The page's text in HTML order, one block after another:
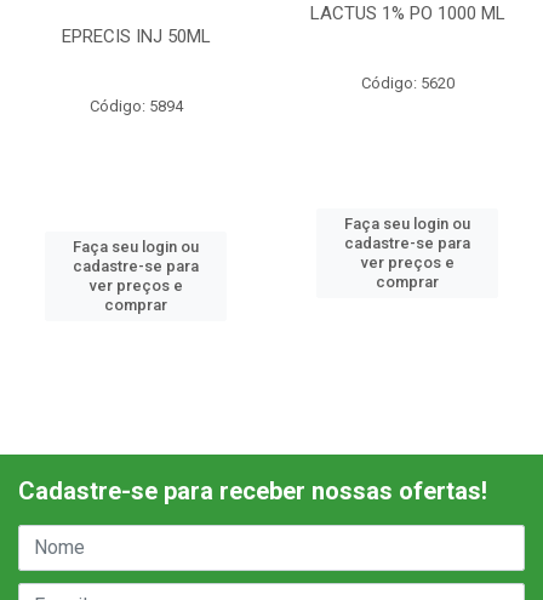
EPRECIS INJ 50ML
Código: 5894
Faça seu login ou
cadastre-se para
ver preços e
comprar
LACTUS 1% PO 1000 ML
Código: 5620
Faça seu login ou
cadastre-se para
ver preços e
comprar
Cadastre-se para receber nossas ofertas!